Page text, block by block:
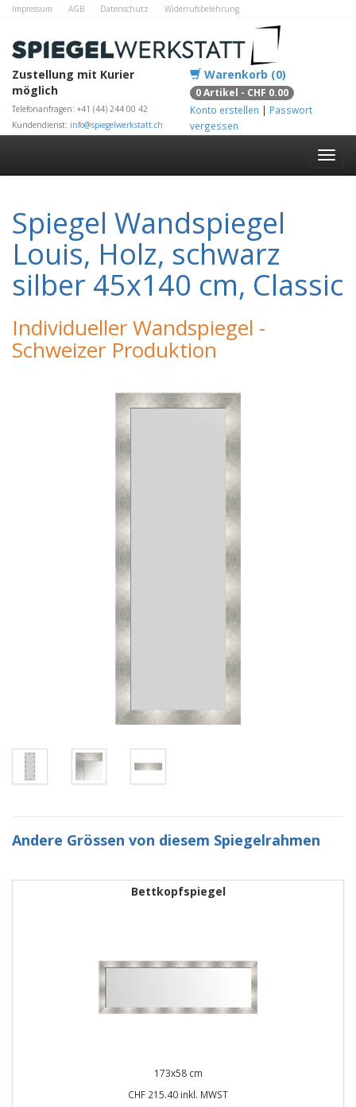
Impressum AGB Datenschutz
Widerrufsbelehrung
Zustellung mit Kurier
möglich
Telefonanfragen: +41 (44) 244 00 42
Kundendienst: info@spiegelwerkstatt.ch
Warenkorb (0)
0 Artikel - CHF 0.00
Konto erstellen | Passwort
vergessen
Spiegel Wandspiegel
Louis, Holz, schwarz
silber 45x140 cm, Classic
Individueller Wandspiegel -
Schweizer Produktion
Andere Grössen von diesem Spiegelrahmen
Bettkopfspiegel
173x58 cm
CHF 215.40 inkl. MWST